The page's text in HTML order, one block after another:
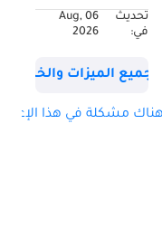
تحديث
في:
06 Aug,
2026
جميع الميزات
مشكلة في هذا